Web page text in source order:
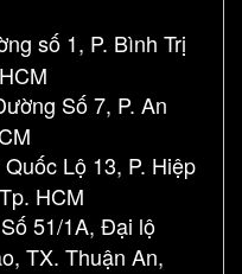
số 1, P. Bình Trị
Số 7, P. An
Lộ 13, P. Hiệp
HCM
Số 51/1A, Đại lộ
TX. Thuận An,